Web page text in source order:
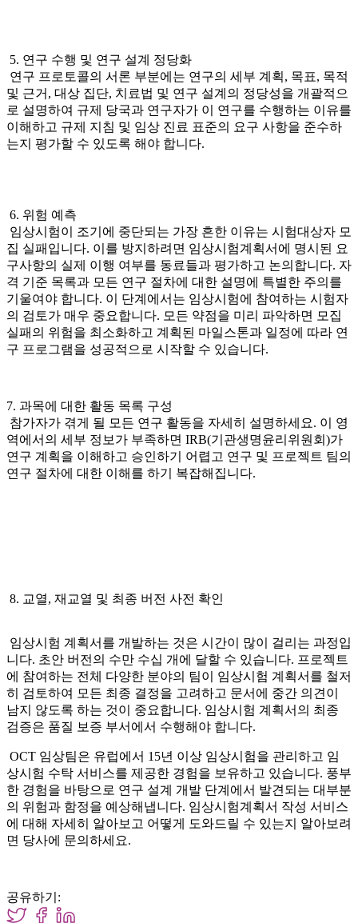
5. 연구 수행 및 연구 설계 정당화
연구 프로토콜의 서론 부분에는 연구의 세부 계획, 목표, 목적
및 근거, 대상 집단, 치료법 및 연구 설계의 정당성을 개괄적으
로 설명하여 규제 당국과 연구자가 이 연구를 수행하는 이유를
이해하고 규제 지침 및 임상 진료 표준의 요구 사항을 준수하
는지 평가할 수 있도록 해야 합니다.
6. 위험 예측
임상시험이 조기에 중단되는 가장 흔한 이유는 시험대상자 모
집 실패입니다. 이를 방지하려면 임상시험계획서에 명시된 요
구사항의 실제 이행 여부를 동료들과 평가하고 논의합니다. 자
격 기준 목록과 모든 연구 절차에 대한 설명에 특별한 주의를
기울여야 합니다. 이 단계에서는 임상시험에 참여하는 시험자
의 검토가 매우 중요합니다. 모든 약점을 미리 파악하면 모집
실패의 위험을 최소화하고 계획된 마일스톤과 일정에 따라 연
구 프로그램을 성공적으로 시작할 수 있습니다.
7. 과목에 대한 활동 목록 구성
참가자가 겪게 될 모든 연구 활동을 자세히 설명하세요. 이 영
역에서의 세부 정보가 부족하면 IRB(기관생명윤리위원회)가
연구 계획을 이해하고 승인하기 어렵고 연구 및 프로젝트 팀의
연구 절차에 대한 이해를 하기 복잡해집니다.
8. 교열, 재교열 및 최종 버전 사전 확인
임상시험 계획서를 개발하는 것은 시간이 많이 걸리는 과정입
니다. 초안 버전의 수만 수십 개에 달할 수 있습니다. 프로젝트
에 참여하는 전체 다양한 분야의 팀이 임상시험 계획서를 철저
히 검토하여 모든 최종 결정을 고려하고 문서에 중간 의견이
남지 않도록 하는 것이 중요합니다. 임상시험 계획서의 최종
검증은 품질 보증 부서에서 수행해야 합니다.
OCT 임상팀은 유럽에서 15년 이상 임상시험을 관리하고 임
상시험 수탁 서비스를 제공한 경험을 보유하고 있습니다. 풍부
한 경험을 바탕으로 연구 설계 개발 단계에서 발견되는 대부분
의 위험과 함정을 예상해냅니다. 임상시험계획서 작성 서비스
에 대해 자세히 알아보고 어떻게 도와드릴 수 있는지 알아보려
면 당사에 문의하세요.
공유하기: